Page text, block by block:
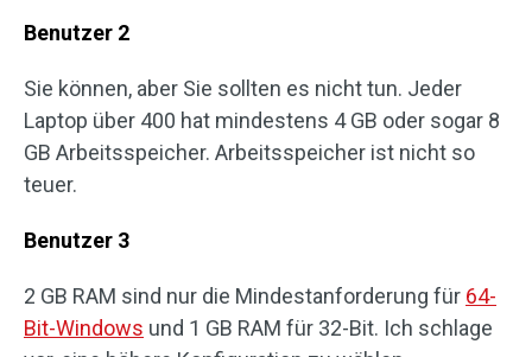
Benutzer 2
Sie können, aber Sie sollten es nicht tun. Jeder
Laptop über 400 hat mindestens 4 GB oder sogar 8
GB Arbeitsspeicher. Arbeitsspeicher ist nicht so
teuer.
Benutzer 3
2 GB RAM sind nur die Mindestanforderung für 64-
Bit-Windows und 1 GB RAM für 32-Bit. Ich schlage